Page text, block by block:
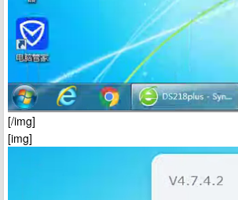
[/img]
[img]